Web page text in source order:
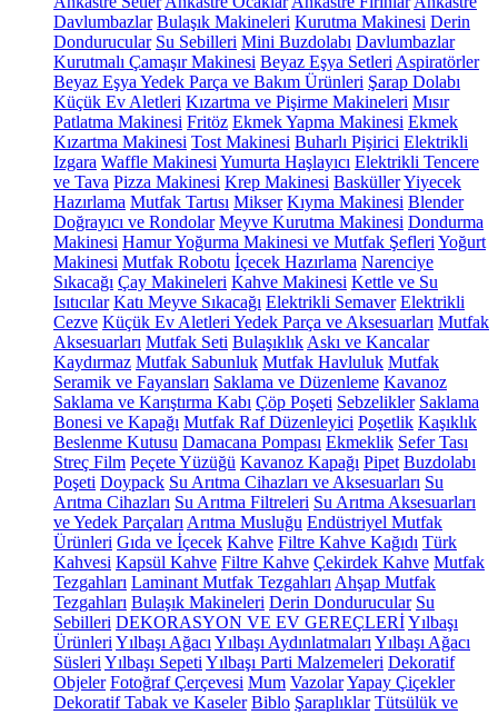
Davlumbazlar Bulaşık Makineleri Kurutma Makinesi Derin
Dondurucular Su Sebilleri Mini Buzdolabı Davlumbazlar
Kurutmalı Çamaşır Makinesi Beyaz Eşya Setleri Aspiratörler
Beyaz Eşya Yedek Parça ve Bakım Ürünleri Şarap Dolabı
Küçük Ev Aletleri Kızartma ve Pişirme Makineleri Mısır
Patlatma Makinesi Fritöz Ekmek Yapma Makinesi Ekmek
Kızartma Makinesi Tost Makinesi Buharlı Pişirici Elektrikli
Izgara Waffle Makinesi Yumurta Haşlayıcı Elektrikli Tencere
ve Tava Pizza Makinesi Krep Makinesi BasküllerYiyecek
Hazırlama Mutfak Tartısı Mikser Kıyma Makinesi Blender
Doğrayıcı ve Rondolar Meyve Kurutma Makinesi Dondurma
Makinesi Hamur Yoğurma Makinesi ve Mutfak Şefleri Yoğurt
Makinesi Mutfak Robotu İçecek Hazırlama Narenciye
Sıkacağı Çay Makineleri Kahve Makinesi Kettle ve Su
Isıtıcılar Katı Meyve Sıkacağı Elektrikli Semaver Elektrikli
Cezve Küçük Ev Aletleri Yedek Parça ve Aksesuarları Mutfak
Aksesuarları Mutfak Seti Bulaşıklık Askı ve Kancalar
Kaydırmaz Mutfak Sabunluk Mutfak Havluluk Mutfak
Seramik ve Fayansları Saklama ve Düzenleme Kavanoz
Saklama ve Karıştırma Kabı Çöp Poşeti Sebzelikler Saklama
Bonesi ve Kapağı Mutfak Raf Düzenleyici Poşetlik Kaşıklık
Beslenme Kutusu Damacana Pompası Ekmeklik Sefer Tası
Streç Film Peçete Yüzüğü Kavanoz Kapağı Pipet Buzdolabı
Poşeti Doypack Su Arıtma Cihazları ve Aksesuarları Su
Arıtma Cihazları Su Arıtma Filtreleri Su Arıtma Aksesuarları
ve Yedek Parçaları Arıtma Musluğu Endüstriyel Mutfak
Ürünleri Gıda ve İçecek Kahve Filtre Kahve Kağıdı Türk
Kahvesi Kapsül Kahve Filtre Kahve Çekirdek Kahve Mutfak
Tezgahları Laminant Mutfak Tezgahları Ahşap Mutfak
Tezgahları Bulaşık Makineleri Derin Dondurucular Su
Sebilleri DEKORASYON VE EV GEREÇLERİYılbaşı
Ürünleri Yılbaşı Ağacı Yılbaşı Aydınlatmaları Yılbaşı Ağacı
Süsleri Yılbaşı Sepeti Yılbaşı Parti Malzemeleri Dekoratif
Objeler Fotoğraf Çerçevesi Mum VazolarYapay Çiçekler
Dekoratif Tabak ve Kaseler Biblo Şaraplıklar Tütsülük ve